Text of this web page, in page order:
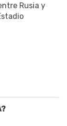
Rusia y